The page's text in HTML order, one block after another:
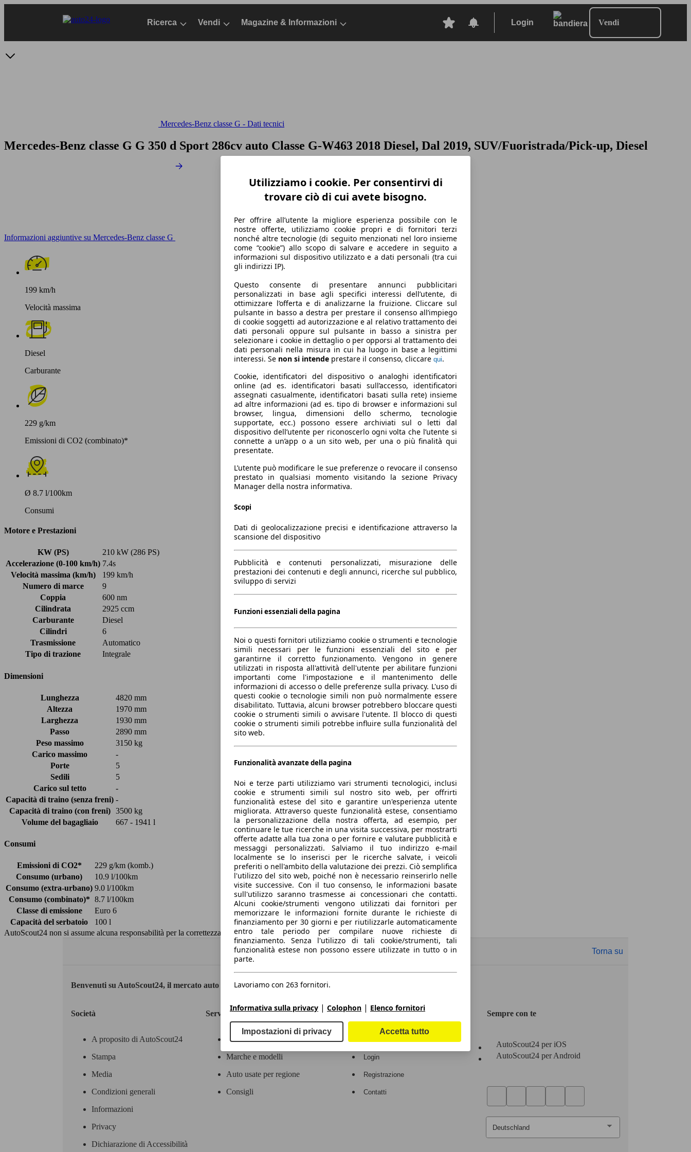
Ricerca Vendi Magazine & Informazioni Login Vendi
Mercedes-Benz classe G - Dati tecnici
Mercedes-Benz classe G G 350 d Sport 286cv auto Classe G-W463 2018 Diesel, Dal 2019, SUV/Fuoristrada/Pick-up, Diesel
Informazioni aggiuntive su Mercedes-Benz classe G
199 km/h
Velocità massima
Diesel
Carburante
229 g/km
Emissioni di CO2 (combinato)*
Ø 8.7 l/100km
Consumi
Motore e Prestazioni
KW (PS)
210 kW (286 PS)
Accelerazione (0-100 km/h) 7.4s
Velocità massima (km/h)
199 km/h
Numero di marce
9
Coppia
600 nm
Cilindrata
2925 ccm
Carburante
Diesel
Cilindri
6
Trasmissione
Automatico
Tipo di trazione
Integrale
Dimensioni
Lunghezza
4820 mm
Altezza
1970 mm
Larghezza
1930 mm
Passo
2890 mm
Peso massimo
3150 kg
Carico massimo
-
Porte
5
Sedili
5
Carico sul tetto
-
Capacità di traino (senza freni) -
Capacità di traino (con freni)
3500 kg
Volume del bagagliaio
667 - 1941 l
Consumi
Emissioni di CO2*
229 g/km (komb.)
Consumo (urbano)
10.9 l/100km
Consumo (extra-urbano) 9.0 l/100km
Consumo (combinato)* 8.7 l/100km
Classe di emissione
Euro 6
Capacità del serbatoio
100 l
AutoScout24 non si assume alcuna responsabilità per la correttezza dei dati.
Torna su
Benvenuti su AutoScout24, il mercato auto europeo.
Società
A proposito di AutoScout24
Stampa
Media
Condizioni generali
Informazioni
Privacy
Dichiarazione di Accessibilità
Servizi
Contatti
Marche e modelli
Auto usate per regione
Consigli
Area rivenditori
Login
Registrazione
Contatti
Sempre con te
AutoScout24 per iOS
AutoScout24 per Android
Utilizziamo i cookie. Per consentirvi di
trovare ciò di cui avete bisogno.
Per offrire all’utente la migliore esperienza possibile con le
nostre offerte, utilizziamo cookie propri e di fornitori terzi
nonché altre tecnologie (di seguito menzionati nel loro insieme
come “cookie”) allo scopo di salvare e accedere in seguito a
informazioni sul dispositivo utilizzato e a dati personali (tra cui
gli indirizzi IP).
Questo consente di presentare annunci pubblicitari
personalizzati in base agli specifici interessi dell’utente, di
ottimizzare l’offerta e di analizzarne la fruizione. Cliccare sul
pulsante in basso a destra per prestare il consenso all’impiego
di cookie soggetti ad autorizzazione e al relativo trattamento dei
dati personali oppure sul pulsante in basso a sinistra per
selezionare i cookie in dettaglio o per opporsi al trattamento dei
dati personali nella misura in cui ha luogo in base a legittimi
interessi. Se non si intende prestare il consenso, cliccare qui.
Cookie, identificatori del dispositivo o analoghi identificatori
online (ad es. identificatori basati sull’accesso, identificatori
assegnati casualmente, identificatori basati sulla rete) insieme
ad altre informazioni (ad es. tipo di browser e informazioni sul
browser, lingua, dimensioni dello schermo, tecnologie
supportate, ecc.) possono essere archiviati sul o letti dal
dispositivo dell’utente per riconoscerlo ogni volta che l’utente si
connette a un’app o a un sito web, per una o più finalità qui
presentate.
L’utente può modificare le sue preferenze o revocare il consenso
prestato in qualsiasi momento visitando la sezione Privacy
Manager della nostra informativa.
Scopi
Dati di geolocalizzazione precisi e identificazione attraverso la
scansione del dispositivo
Pubblicità e contenuti personalizzati, misurazione delle
prestazioni dei contenuti e degli annunci, ricerche sul pubblico,
sviluppo di servizi
Funzioni essenziali della pagina
Noi o questi fornitori utilizziamo cookie o strumenti e tecnologie
simili necessari per le funzioni essenziali del sito e per
garantirne il corretto funzionamento. Vengono in genere
utilizzati in risposta all'attività dell'utente per abilitare funzioni
importanti come l'impostazione e il mantenimento delle
informazioni di accesso o delle preferenze sulla privacy. L'uso di
questi cookie o tecnologie simili non può normalmente essere
disabilitato. Tuttavia, alcuni browser potrebbero bloccare questi
cookie o strumenti simili o avvisare l'utente. Il blocco di questi
cookie o strumenti simili potrebbe influire sulla funzionalità del
sito web.
Funzionalità avanzate della pagina
Noi e terze parti utilizziamo vari strumenti tecnologici, inclusi
cookie e strumenti simili sul nostro sito web, per offrirti
funzionalità estese del sito e garantire un'esperienza utente
migliorata. Attraverso queste funzionalità estese, consentiamo
la personalizzazione della nostra offerta, ad esempio, per
continuare le tue ricerche in una visita successiva, per mostrarti
offerte adatte alla tua zona o per fornire e valutare pubblicità e
messaggi personalizzati. Salviamo il tuo indirizzo e-mail
localmente se lo inserisci per le ricerche salvate, i veicoli
preferiti o nell'ambito della valutazione dei prezzi. Ciò semplifica
l'utilizzo del sito web, poiché non è necessario reinserirlo nelle
visite successive. Con il tuo consenso, le informazioni basate
sull'utilizzo saranno trasmesse ai concessionari che contatti.
Alcuni cookie/strumenti vengono utilizzati dai fornitori per
memorizzare le informazioni fornite durante le richieste di
finanziamento per 30 giorni e per riutilizzarle automaticamente
entro tale periodo per compilare nuove richieste di
finanziamento. Senza l'utilizzo di tali cookie/strumenti, tali
funzionalità estese non possono essere utilizzate in tutto o in
parte.
Lavoriamo con 263 fornitori.
Informativa sulla privacy | Colophon | Elenco fornitori
Impostazioni di privacy Accetta tutto